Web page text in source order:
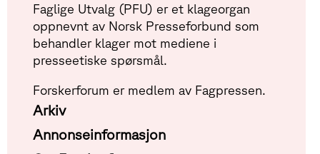
Faglige Utvalg (PFU) er et klageorgan
oppnevnt av Norsk Presseforbund som
behandler klager mot mediene i
presseetiske spørsmål.
Forskerforum er medlem av Fagpressen.
Arkiv
Annonseinformasjon